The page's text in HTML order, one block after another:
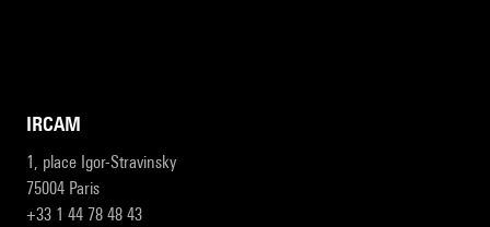
IRCAM
1, place Igor-Stravinsky
75004 Paris
+33 1 44 78 48 43